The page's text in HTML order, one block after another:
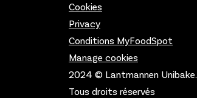
Cookies
Privacy
Conditions MyFoodSpot
Manage cookies
2024 © Lantmannen Unibake.
Tous droits réservés